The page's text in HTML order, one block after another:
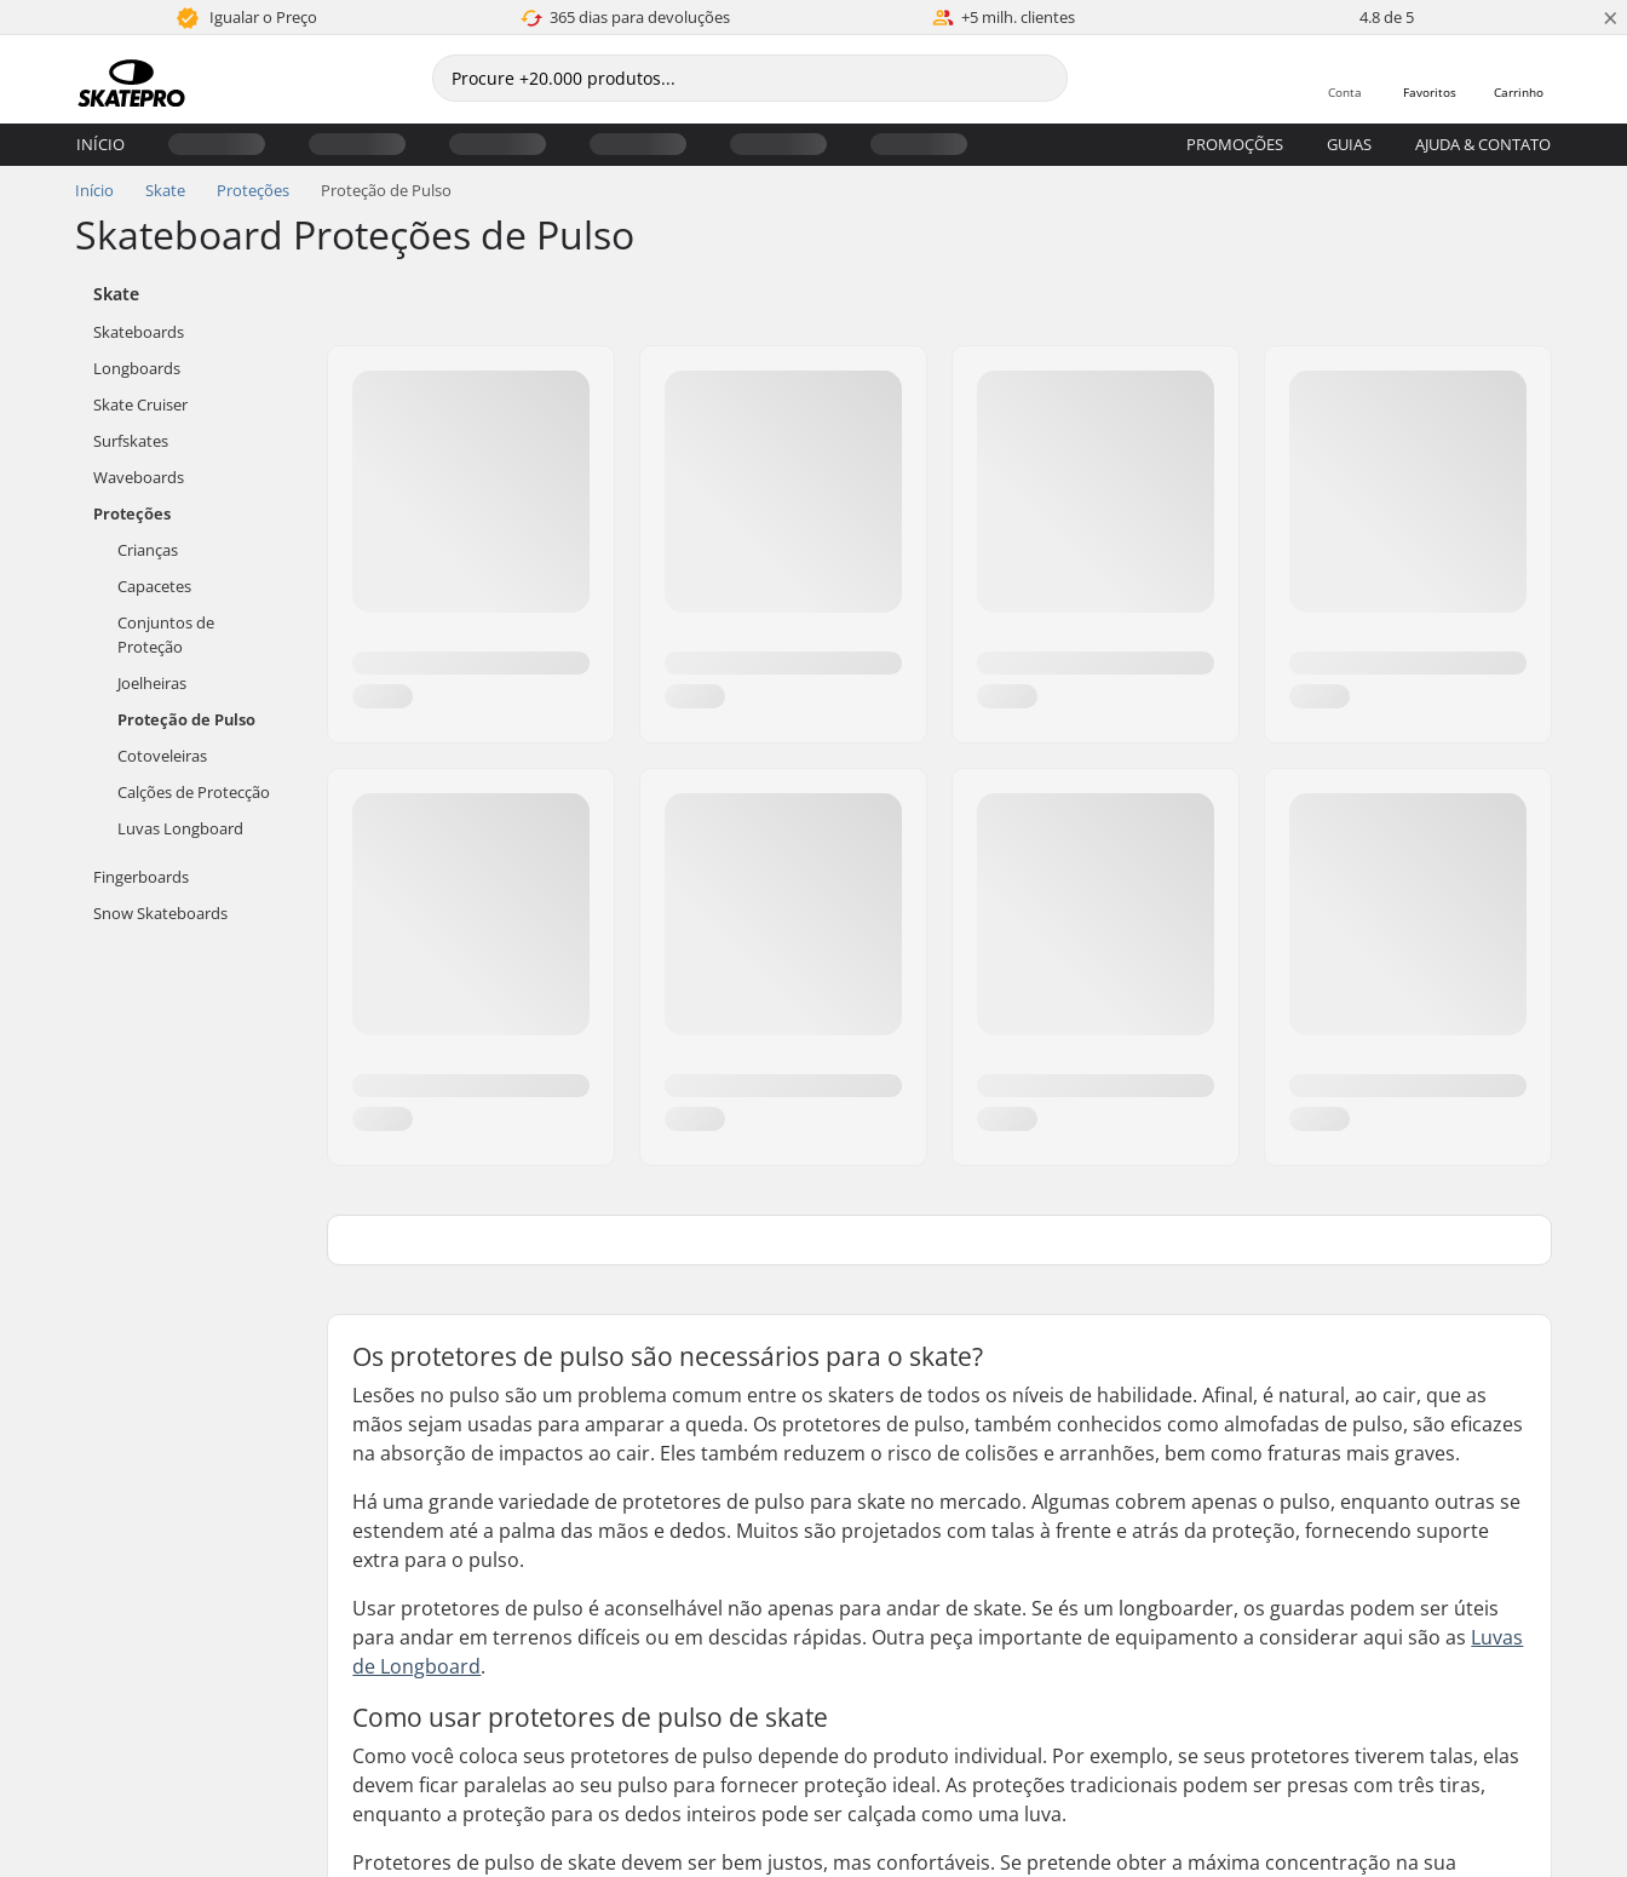
Igualar o Preço 365 dias para devoluções +5 milh. clientes 4.8 de 5 ×
Carrinho
Favoritos
Conta
INÍCIO PROMOÇÕES GUIAS AJUDA & CONTATO
Início Skate Proteções Proteção de Pulso
Skateboard Proteções de Pulso
Skate
Skateboards
Longboards
Skate Cruiser
Surfskates
Waveboards
Proteções
Crianças
Capacetes
Conjuntos de
Proteção
Joelheiras
Proteção de Pulso
Cotoveleiras
Calções de Protecção
Luvas Longboard
Fingerboards
Snow Skateboards
Os protetores de pulso são necessários para o skate?
Lesões no pulso são um problema comum entre os skaters de todos os níveis de habilidade. Afinal, é natural, ao cair, que as
mãos sejam usadas para amparar a queda. Os protetores de pulso, também conhecidos como almofadas de pulso, são eficazes
na absorção de impactos ao cair. Eles também reduzem o risco de colisões e arranhões, bem como fraturas mais graves.
Há uma grande variedade de protetores de pulso para skate no mercado. Algumas cobrem apenas o pulso, enquanto outras se
estendem até a palma das mãos e dedos. Muitos são projetados com talas à frente e atrás da proteção, fornecendo suporte
extra para o pulso.
Usar protetores de pulso é aconselhável não apenas para andar de skate. Se és um longboarder, os guardas podem ser úteis
para andar em terrenos difíceis ou em descidas rápidas. Outra peça importante de equipamento a considerar aqui são as Luvas
de Longboard.
Como usar protetores de pulso de skate
Como você coloca seus protetores de pulso depende do produto individual. Por exemplo, se seus protetores tiverem talas, elas
devem ficar paralelas ao seu pulso para fornecer proteção ideal. As proteções tradicionais podem ser presas com três tiras,
enquanto a proteção para os dedos inteiros pode ser calçada como uma luva.
Protetores de pulso de skate devem ser bem justos, mas confortáveis. Se pretende obter a máxima concentração na sua